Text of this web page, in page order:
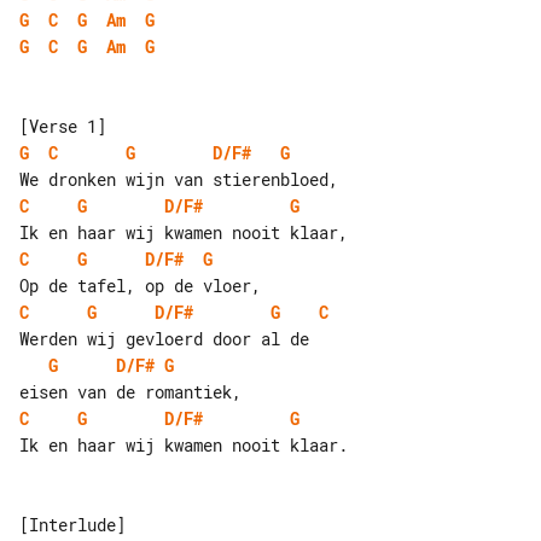
G
C G Am
G
G
C G Am G
G
C G D/F#
G
C
G D/F#
G
C
G D/F#
G
C
G D/F# G
C
G
D/F# G
C
G D/F#
G
Ik en haar wij kwamen nooit klaar.